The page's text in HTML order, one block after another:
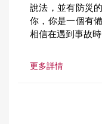
說法，並有防災
你，你是一個有
相信在遇到事故
更多詳情